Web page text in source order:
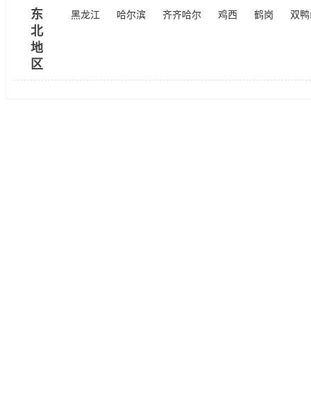
东
北
地
区
黑龙江 哈尔滨 齐齐哈尔 鸡西 鹤岗 双